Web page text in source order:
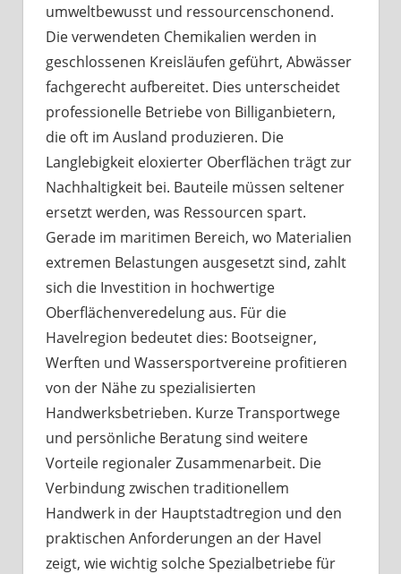
umweltbewusst und ressourcenschonend.
Die verwendeten Chemikalien werden in
geschlossenen Kreisläufen geführt, Abwässer
fachgerecht aufbereitet. Dies unterscheidet
professionelle Betriebe von Billiganbietern,
die oft im Ausland produzieren. Die
Langlebigkeit eloxierter Oberflächen trägt zur
Nachhaltigkeit bei. Bauteile müssen seltener
ersetzt werden, was Ressourcen spart.
Gerade im maritimen Bereich, wo Materialien
extremen Belastungen ausgesetzt sind, zahlt
sich die Investition in hochwertige
Oberflächenveredelung aus. Für die
Havelregion bedeutet dies: Bootseigner,
Werften und Wassersportvereine profitieren
von der Nähe zu spezialisierten
Handwerksbetrieben. Kurze Transportwege
und persönliche Beratung sind weitere
Vorteile regionaler Zusammenarbeit. Die
Verbindung zwischen traditionellem
Handwerk in der Hauptstadtregion und den
praktischen Anforderungen an der Havel
zeigt, wie wichtig solche Spezialbetriebe für